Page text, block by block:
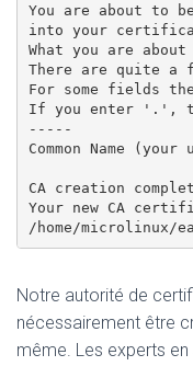
You are about to
into your
What you are
There are quite a
For some fields
If you enter '.',
-----
Common Name
CA creation
Your new CA
Notre autorité de
nécessairement être
même. Les experts